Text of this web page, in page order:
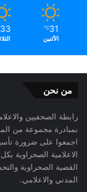
31
℃
الأثنين
33
من نحن
بمبادرة مجموعة من
اجمعوا على ضرورة
الاعلامية الصحراوية
القضية الصحراوية
المدني والاعلامي.